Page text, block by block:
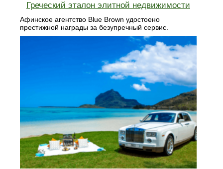
Греческий эталон элитной недвижимости
Афинское агентство Blue Brown удостоено
престижной награды за безупречный сервис.